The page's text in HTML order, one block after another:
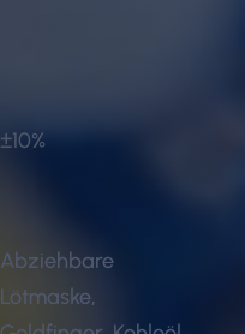
±10%
Abziehbare
Lötmaske,